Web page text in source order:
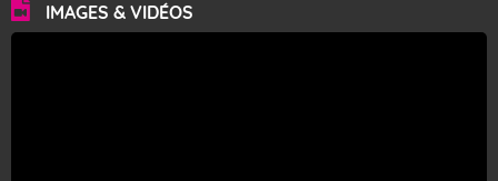
IMAGES & VIDÉOS